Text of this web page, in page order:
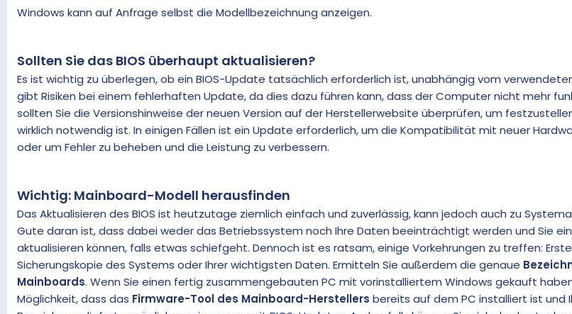
Windows kann auf Anfrage selbst die Modellbezeichnung anzeigen.
Sollten Sie das BIOS überhaupt aktualisieren?
Es ist wichtig zu überlegen, ob ein BIOS-Update tatsächlich erforderlich ist, unabhängig vom
gibt Risiken bei einem fehlerhaften Update, da dies dazu führen kann, dass der Computer nicht mehr
sollten Sie die Versionshinweise der neuen Version auf der Herstellerwebsite überprüfen, um
wirklich notwendig ist. In einigen Fällen ist ein Update erforderlich, um die Kompatibilität mit neuer
oder um Fehler zu beheben und die Leistung zu verbessern.
Wichtig: Mainboard-Modell herausfinden
Das Aktualisieren des BIOS ist heutzutage ziemlich einfach und zuverlässig, kann jedoch auch zu
Gute daran ist, dass dabei weder das Betriebssystem noch Ihre Daten beeinträchtigt werden und Sie
aktualisieren können, falls etwas schiefgeht. Dennoch ist es ratsam, einige Vorkehrungen zu treffen:
Sicherungskopie des Systems oder Ihrer wichtigsten Daten. Ermitteln Sie außerdem die genaue
Mainboards. Wenn Sie einen fertig zusammengebauten PC mit vorinstalliertem Windows gekauft
Möglichkeit, dass das Firmware-Tool des Mainboard-Herstellers bereits auf dem PC installiert ist und